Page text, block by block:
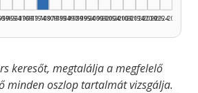
1965–1969
1970–1974
1975–1979
1980–1984
1985–1989
1990–1994
1995–1999
2000–2004
2005–2009
2010–2014
2015–2019
2020–2024
2025–2026
keresőt, megtalálja a megfelelő
minden oszlop tartalmát vizsgálja.